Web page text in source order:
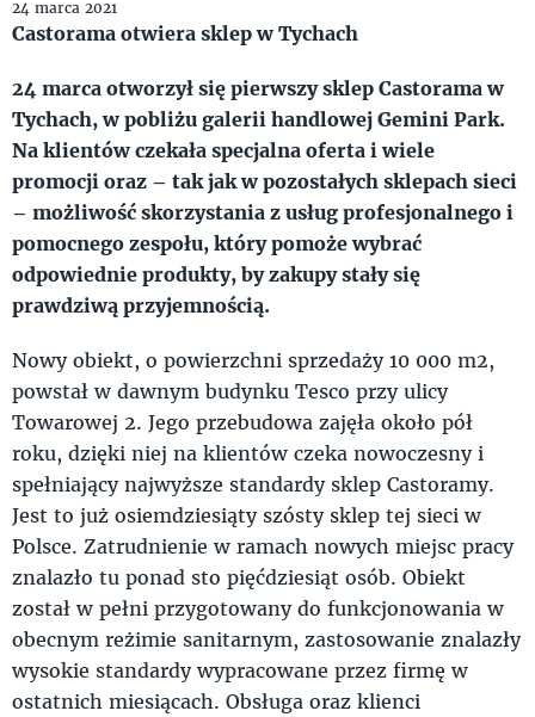
24 marca 2021
Castorama otwiera sklep w Tychach
24 marca otworzył się pierwszy sklep Castorama w
Tychach, w pobliżu galerii handlowej Gemini Park.
Na klientów czekała specjalna oferta i wiele
promocji oraz – tak jak w pozostałych sklepach sieci
– możliwość skorzystania z usług profesjonalnego i
pomocnego zespołu, który pomoże wybrać
odpowiednie produkty, by zakupy stały się
prawdziwą przyjemnością.
Nowy obiekt, o powierzchni sprzedaży 10 000 m2,
powstał w dawnym budynku Tesco przy ulicy
Towarowej 2. Jego przebudowa zajęła około pół
roku, dzięki niej na klientów czeka nowoczesny i
spełniający najwyższe standardy sklep Castoramy.
Jest to już osiemdziesiąty szósty sklep tej sieci w
Polsce. Zatrudnienie w ramach nowych miejsc pracy
znalazło tu ponad sto pięćdziesiąt osób. Obiekt
został w pełni przygotowany do funkcjonowania w
obecnym reżimie sanitarnym, zastosowanie znalazły
wysokie standardy wypracowane przez firmę w
ostatnich miesiącach. Obsługa oraz klienci